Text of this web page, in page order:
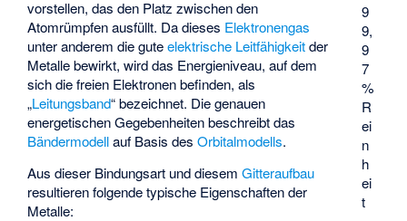
9
9,
9
7
%
R
ei
n
h
ei
t
vorstellen, das den Platz zwischen den
Atomrümpfen ausfüllt. Da dieses Elektronengas
unter anderem die guteelektrische Leitfähigkeitder
Metalle bewirkt, wird das Energieniveau, auf dem
sich die freien Elektronen befinden, als
„Leitungsband“ bezeichnet. Die genauen
energetischen Gegebenheiten beschreibt das
Bändermodellauf Basis desOrbitalmodells.
Aus dieser Bindungsart und diesemGitteraufbau
resultieren folgende typische Eigenschaften der
Metalle: